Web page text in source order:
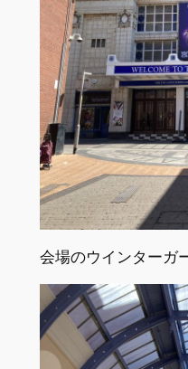
会場のウインターガ